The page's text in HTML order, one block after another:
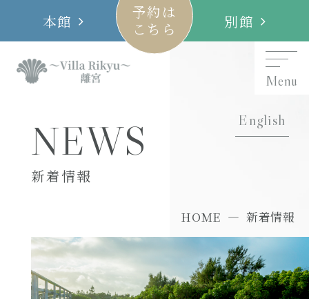
Menu
English
NEWS
新着情報
HOME 新着情報
本館
予約は
こちら
別館